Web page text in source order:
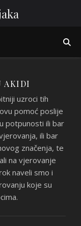
AKIDI
uzroci tih
pomoć poslije
potpunosti ili bar
ili bar
značenja, te
na vjerovanje
naveli smo i
koje su